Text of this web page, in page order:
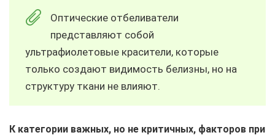
Оптические отбеливатели
представляют собой
ультрафиолетовые красители, которые
только создают видимость белизны, но на
структуру ткани не влияют.
К категории важных, но не критичных, факторов при